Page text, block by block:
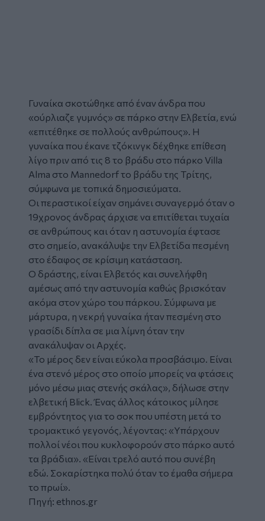
Γυναίκα σκοτώθηκε από έναν άνδρα που
«ούρλιαζε γυμνός» σε πάρκο στην Ελβετία, ενώ
«επιτέθηκε σε πολλούς ανθρώπους». Η
γυναίκα που έκανε τζόκινγκ δέχθηκε επίθεση
λίγο πριν από τις 8 το βράδυ στο πάρκο Villa
Alma στο Mannedorf το βράδυ της Τρίτης,
σύμφωνα με τοπικά δημοσιεύματα.
Οι περαστικοί είχαν σημάνει συναγερμό όταν ο
19χρονος άνδρας άρχισε να επιτίθεται τυχαία
σε ανθρώπους και όταν η αστυνομία έφτασε
στο σημείο, ανακάλυψε την Ελβετίδα πεσμένη
στο έδαφος σε κρίσιμη κατάσταση.
Ο δράστης, είναι Ελβετός και συνελήφθη
αμέσως από την αστυνομία καθώς βρισκόταν
ακόμα στον χώρο του πάρκου. Σύμφωνα με
μάρτυρα, η νεκρή γυναίκα ήταν πεσμένη στο
γρασίδι δίπλα σε μια λίμνη όταν την
ανακάλυψαν οι Αρχές.
«Το μέρος δεν είναι εύκολα προσβάσιμο. Είναι
ένα στενό μέρος στο οποίο μπορείς να φτάσεις
μόνο μέσω μιας στενής σκάλας», δήλωσε στην
ελβετική Blick. Ένας άλλος κάτοικος μίλησε
εμβρόντητος για το σοκ που υπέστη μετά το
τρομακτικό γεγονός, λέγοντας: «Υπάρχουν
πολλοί νέοι που κυκλοφορούν στο πάρκο αυτό
τα βράδια». «Είναι τρελό αυτό που συνέβη
εδώ. Σοκαρίστηκα πολύ όταν το έμαθα σήμερα
το πρωί».
Πηγή: ethnos.gr